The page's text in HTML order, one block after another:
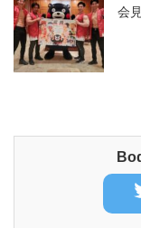
会